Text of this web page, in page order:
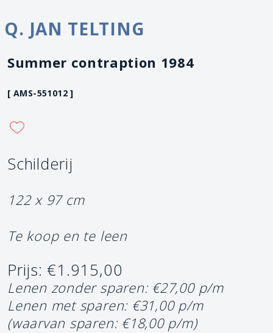
Q. JAN TELTING
Summer contraption 1984
[ AMS-551012 ]
Schilderij
122 x 97 cm
Te koop en te leen
Prijs: €1.915,00
Lenen zonder sparen: €27,00 p/m
Lenen met sparen: €31,00 p/m
(waarvan sparen: €18,00 p/m)